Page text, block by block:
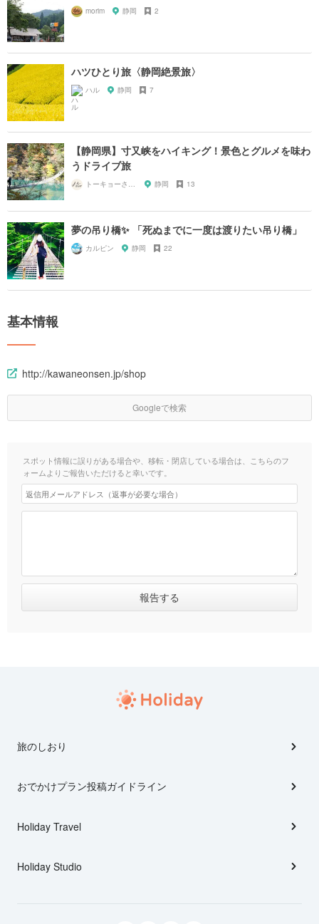
morim 静岡 2
ハツひとり旅〈静岡絶景旅〉
ハル 静岡 7
【静岡県】寸又峡をハイキング！景色とグルメを味わ
うドライブ旅
静岡 13
夢の吊り橋✨ 「死ぬまでに一度は渡りたい吊り橋」
カルピン 静岡 22
基本情報
http://kawaneonsen.jp/shop
Googleで検索
スポット情報に誤りがある場合や、移転・閉店している場合は、こちらのフ
ォームよりご報告いただけると幸いです。
旅のしおり
おでかけプラン投稿ガイドライン
Holiday Travel
Holiday Studio